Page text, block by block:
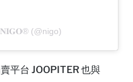
(@nigo)
平台 JOOPITER 也與